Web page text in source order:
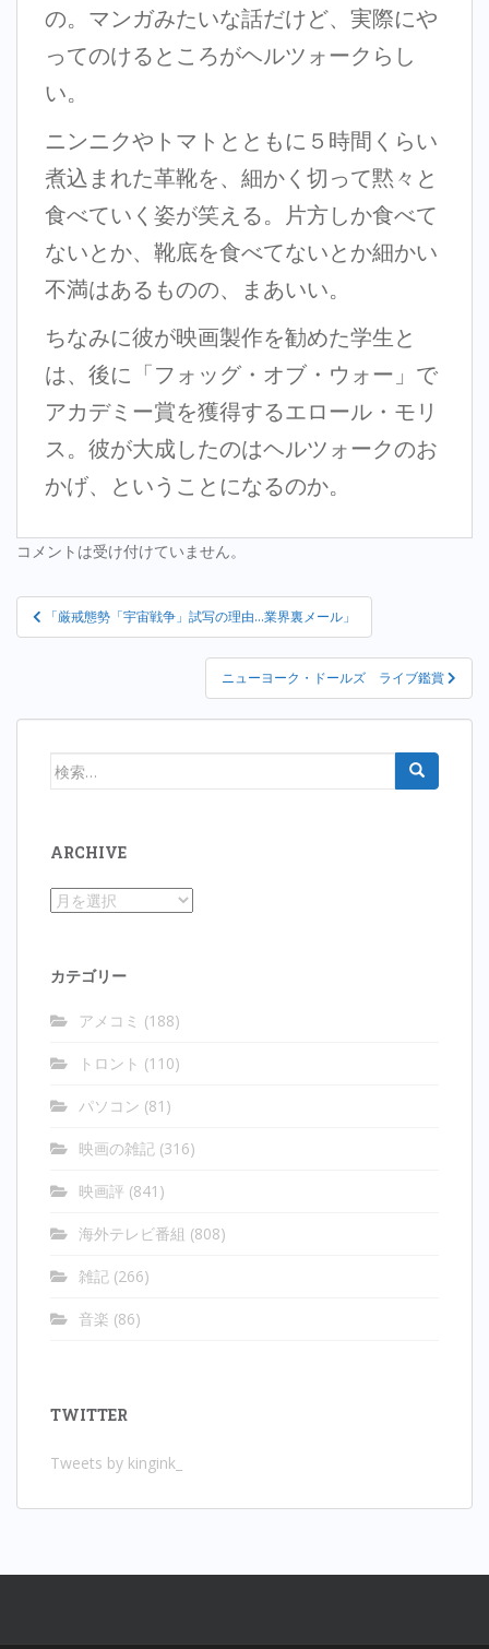
の。マンガみたいな話だけど、実際にや
ってのけるところがヘルツォークらし
い。
ニンニクやトマトとともに５時間くらい
煮込まれた革靴を、細かく切って黙々と
食べていく姿が笑える。片方しか食べて
ないとか、靴底を食べてないとか細かい
不満はあるものの、まあいい。
ちなみに彼が映画製作を勧めた学生と
は、後に「フォッグ・オブ・ウォー」で
アカデミー賞を獲得するエロール・モリ
ス。彼が大成したのはヘルツォークのお
かげ、ということになるのか。
コメントは受け付けていません。
投
稿
ゲ
「厳戒態勢「宇宙戦争」試写の理由…業界裏メール」
ニューヨーク・ドールズ ライブ鑑賞
検
ARCHIVE
Archive
カテゴリー
アメコミ (188)
トロント (110)
パソコン (81)
映画の雑記 (316)
映画評 (841)
海外テレビ番組 (808)
雑記 (266)
音楽 (86)
TWITTER
Tweets by kingink_